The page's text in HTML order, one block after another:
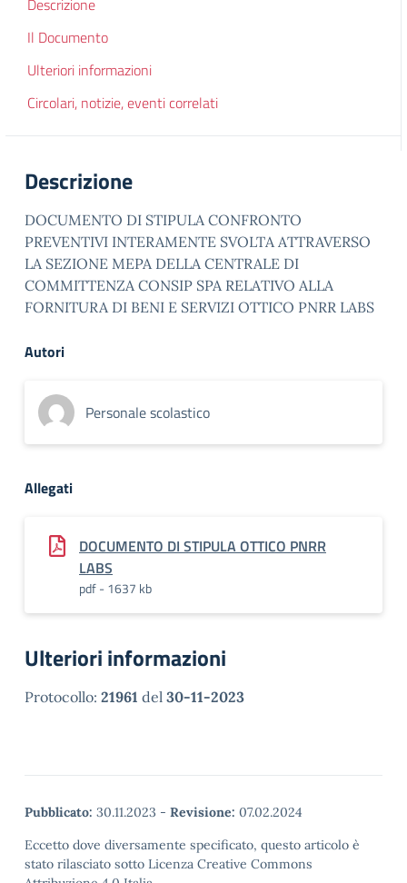
Descrizione
Il Documento
Ulteriori informazioni
Circolari, notizie, eventi correlati
Descrizione
DOCUMENTO DI STIPULA CONFRONTO
PREVENTIVI INTERAMENTE SVOLTA ATTRAVERSO
LA SEZIONE MEPA DELLA CENTRALE DI
COMMITTENZA CONSIP SPA RELATIVO ALLA
FORNITURA DI BENI E SERVIZI OTTICO PNRR LABS
Autori
Personale scolastico
Allegati
DOCUMENTO DI STIPULA OTTICO PNRR
LABS
pdf - 1637 kb
Ulteriori informazioni
Protocollo: 21961 del 30-11-2023
Pubblicato: 30.11.2023 - Revisione: 07.02.2024
Eccetto dove diversamente specificato, questo articolo è
stato rilasciato sotto Licenza Creative Commons